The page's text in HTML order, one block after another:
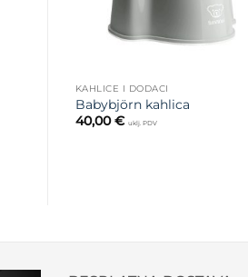
KAHLICE I DODACI
Babybjörn kahlica
40,00€ uklj. PDV